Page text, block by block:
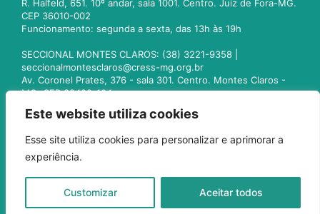
Este website utiliza cookies
Esse site utiliza cookies para personalizar e aprimorar a
experiência.
Customizar Aceitar todos
R. Halfeld, 651. 10º andar, sala 1001. Centro. Juiz de Fora-MG.
CEP 36010-002
Funcionamento: segunda a sexta, das 13h às 19h
SECCIONAL MONTES CLAROS: (38) 3221-9358 |
seccionalmontesclaros@cress-mg.org.br
Av. Coronel Prates, 376 - sala 301. Centro. Montes Claros -
MG. CEP 39400-104
seccionaluberlandia@cress-mg.org.br
Av. Afonso Pena, 547 - sala 101. Uberlândia - MG. CEP